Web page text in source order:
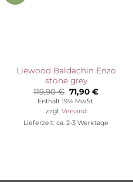
Liewood Baldachin Enzo
stone grey
119,90€ Ursprünglicher
Preis
war:
119,90 €
71,90€
Enthält 19% MwSt.
zzgl. Versand
Lieferzeit: ca. 2-3 Werktage